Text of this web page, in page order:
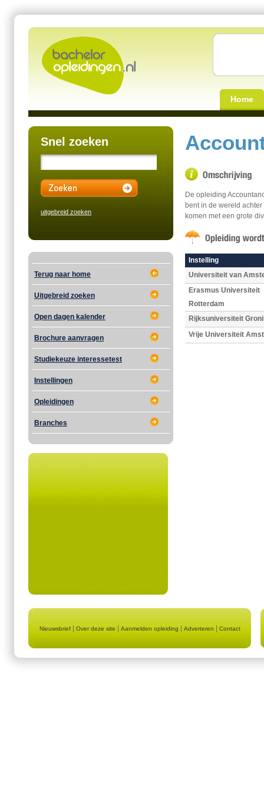
Home
Snel zoeken
uitgebreid zoeken
Terug naar home
Uitgebreid zoeken
Open dagen kalender
Brochure aanvragen
Studiekeuze interessetest
Instellingen
Opleidingen
Branches
De opleiding
bent in de wereld
komen met een grote
Instelling
Universiteit van
Erasmus Universiteit
Rotterdam
Rijksuniversiteit
Vrije Universiteit
Nieuwsbrief| Over deze site Aanmelden opleiding Adverteren Contact